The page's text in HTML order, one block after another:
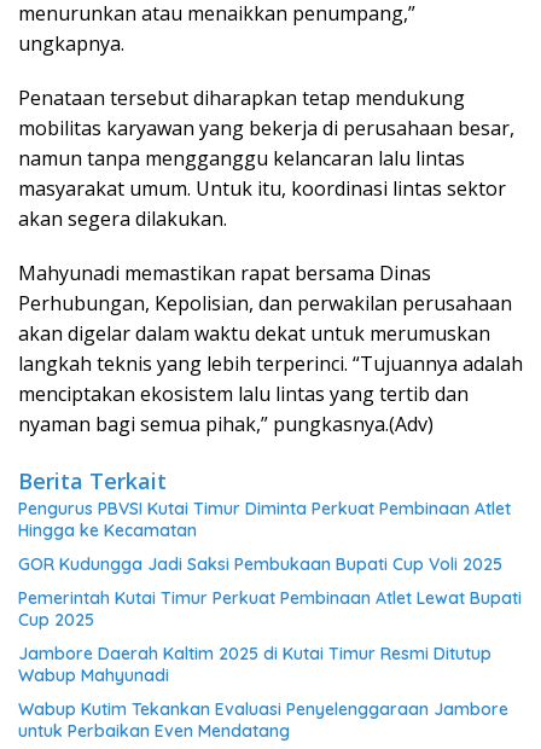
menurunkan atau menaikkan penumpang,”
ungkapnya.
Penataan tersebut diharapkan tetap mendukung
mobilitas karyawan yang bekerja di perusahaan besar,
namun tanpa mengganggu kelancaran lalu lintas
masyarakat umum. Untuk itu, koordinasi lintas sektor
akan segera dilakukan.
Mahyunadi memastikan rapat bersama Dinas
Perhubungan, Kepolisian, dan perwakilan perusahaan
akan digelar dalam waktu dekat untuk merumuskan
langkah teknis yang lebih terperinci. “Tujuannya adalah
menciptakan ekosistem lalu lintas yang tertib dan
nyaman bagi semua pihak,” pungkasnya.(Adv)
Berita Terkait
Pengurus PBVSI Kutai Timur Diminta Perkuat Pembinaan Atlet
Hingga ke Kecamatan
GOR Kudungga Jadi Saksi Pembukaan Bupati Cup Voli 2025
Pemerintah Kutai Timur Perkuat Pembinaan Atlet Lewat Bupati
Cup 2025
Jambore Daerah Kaltim 2025 di Kutai Timur Resmi Ditutup
Wabup Mahyunadi
Wabup Kutim Tekankan Evaluasi Penyelenggaraan Jambore
untuk Perbaikan Even Mendatang